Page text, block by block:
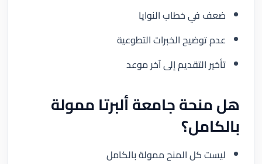
ضعف في خطاب النوايا
عدم توضيح الخبرات التطوعية
تأخير التقديم إلى آخر موعد
هل منحة جامعة ألبرتا ممولة
بالكامل؟
ليست كل المنح ممولة بالكامل